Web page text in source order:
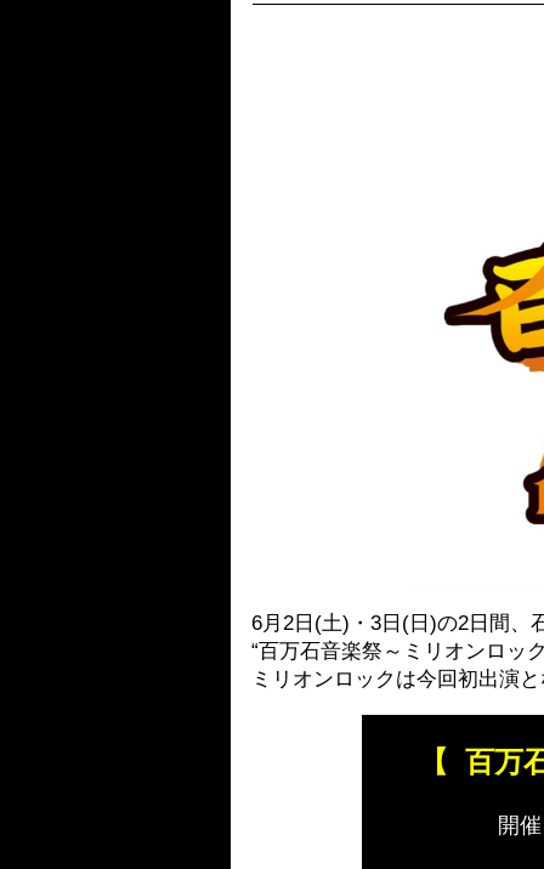
6月2日(土)・3日(日)の2日間、
“百万石音楽祭～ミリオンロッ
ミリオンロックは今回初出演
【 百万
開